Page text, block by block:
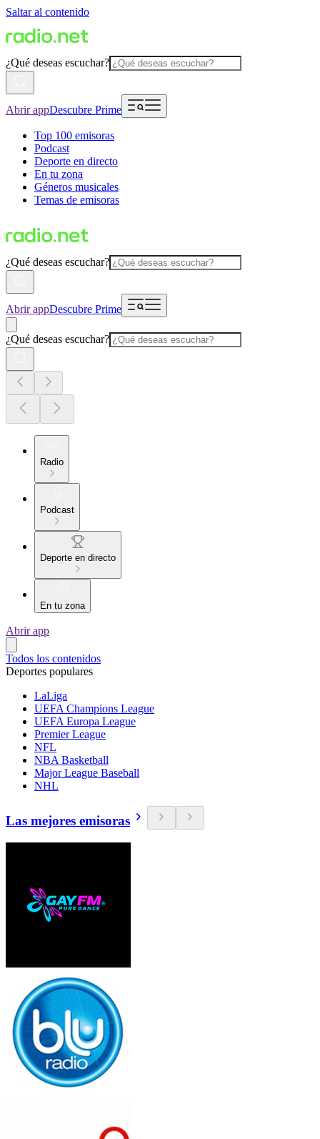
Saltar al contenido
¿Qué deseas escuchar?
Abrir appDescubre Prime
Top 100 emisoras
Podcast
Deporte en directo
En tu zona
Géneros musicales
Temas de emisoras
¿Qué deseas escuchar?
Abrir appDescubre Prime
¿Qué deseas escuchar?
Radio
Podcast
Deporte en directo
En tu zona
Abrir app
Todos los contenidos
Deportes populares
LaLiga
UEFA Champions League
UEFA Europa League
Premier League
NFL
NBA Basketball
Major League Baseball
NHL
Las mejores emisoras